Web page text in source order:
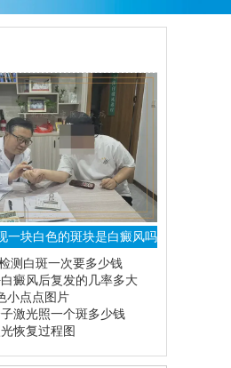
一块白色的斑块是白癜风吗
测白斑一次要多少钱
癜风后复发的几率多大
小点点图片
激光照一个斑多少钱
恢复过程图